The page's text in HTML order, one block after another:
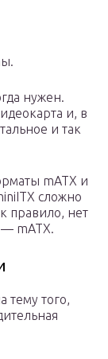
нужен.
и, в
и так
mATX и
сложно
правило, нет
— mATX.
тему того,